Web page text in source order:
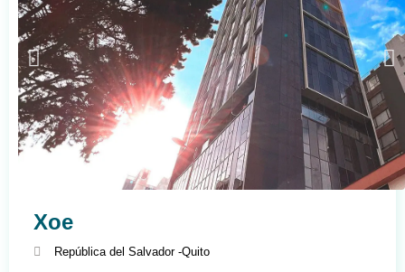
Xoe
República del Salvador -Quito